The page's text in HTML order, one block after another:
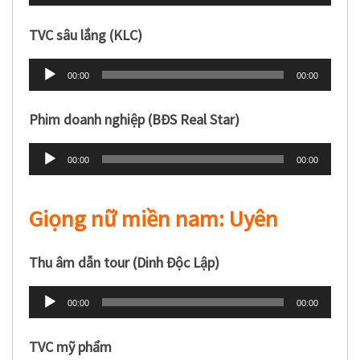
phát
âm
TVC sâu lắng (KLC)
Trình
phát
âm
00:00 00:00
Phim doanh nghiệp (BĐS Real Star)
Trình
phát
thanh
00:00 00:00
Giọng nữ miền nam: Uyên
Thu âm dẫn tour (Dinh Độc Lập)
Trình
phát
âm
00:00 00:00
TVC mỹ phẩm